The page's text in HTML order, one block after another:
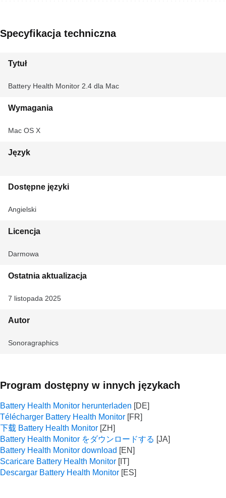
Specyfikacja techniczna
Tytuł
Battery Health Monitor 2.4 dla Mac
Wymagania
Mac OS X
Język
Dostępne języki
Angielski
Licencja
Darmowa
Ostatnia aktualizacja
7 listopada 2025
Autor
Sonoragraphics
Program dostępny w innych językach
Battery Health Monitor herunterladen
Télécharger Battery Health Monitor
下载 Battery Health Monitor
Battery Health Monitor をダウンロードする
Battery Health Monitor download
Scaricare Battery Health Monitor
Descargar Battery Health Monitor